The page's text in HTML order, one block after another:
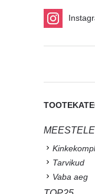
MEESTELE
Tarvikud
Vaba aeg